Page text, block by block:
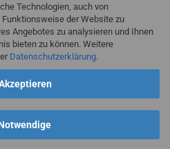
Technologien, auch von
der Website zu
Angebotes zu analysieren und Ihnen
bieten zu können. Weitere
Datenschutzerklärung.